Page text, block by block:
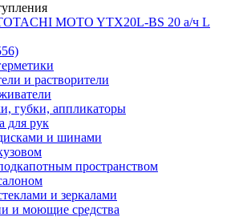
MOTO YTX20L-BS 20 а/ч L
и растворители
губки, аппликаторы
для рук
и шинами
пространством
и зеркалами
и моющие средства